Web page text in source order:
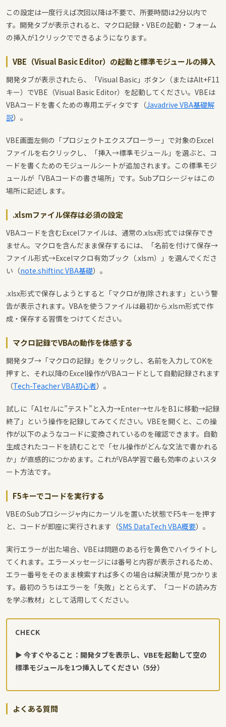
この設定は一度行えば次回以降は不要で、所要時間は2分以内で
す。開発タブが表示されると、マクロ記録・VBEの起動・フォーム
の挿入が1クリックでできるようになります。
VBE（Visual Basic Editor）の起動と標準モジュールの挿入
開発タブが表示されたら、「Visual Basic」ボタン（またはAlt+F11
キー）でVBE（Visual Basic Editor）を起動してください。VBEは
VBAコードを書くための専用エディタです（Javadrive VBA基礎解
説）。
VBE画面左側の「プロジェクトエクスプローラー」で対象のExcel
ファイルを右クリックし、「挿入→標準モジュール」を選ぶと、コ
ードを書くためのモジュールシートが追加されます。この標準モジ
ュールが「VBAコードの書き場所」です。Subプロシージャはこの
場所に記述します。
.xlsmファイル保存は必須の設定
VBAコードを含むExcelファイルは、通常の.xlsx形式では保存でき
ません。マクロを含んだまま保存するには、「名前を付けて保存→
ファイル形式→Excelマクロ有効ブック（.xlsm）」を選んでくださ
い（note.shiftinc VBA基礎）。
.xlsx形式で保存しようとすると「マクロが削除されます」という警
告が表示されます。VBAを使うファイルは最初から.xlsm形式で作
成・保存する習慣をつけてください。
マクロ記録でVBAの動作を体感する
開発タブ→「マクロの記録」をクリックし、名前を入力してOKを
押すと、それ以降のExcel操作がVBAコードとして自動記録されます
（Tech-Teacher VBA初心者）。
試しに「A1セルに”テスト”と入力→Enter→セルをB1に移動→記録
終了」という操作を記録してみてください。VBEを開くと、この操
作が以下のようなコードに変換されているのを確認できます。自動
生成されたコードを読むことで「セル操作がどんな文法で書かれる
か」が直感的につかめます。これがVBA学習で最も効率のよいスタ
ート方法です。
F5キーでコードを実行する
VBEのSubプロシージャ内にカーソルを置いた状態でF5キーを押す
と、コードが即座に実行されます（SMS DataTech VBA概要）。
実行エラーが出た場合、VBEは問題のある行を黄色でハイライトし
てくれます。エラーメッセージには番号と内容が表示されるため、
エラー番号をそのまま検索すれば多くの場合は解決策が見つかりま
す。最初のうちはエラーを「失敗」ととらえず、「コードの読み方
を学ぶ教材」として活用してください。
CHECK
▶ 今すぐやること：開発タブを表示し、VBEを起動して空の
標準モジュールを1つ挿入してください（5分）
よくある質問